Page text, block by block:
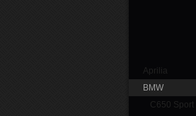
Aprilia
BMW
C650 Sport